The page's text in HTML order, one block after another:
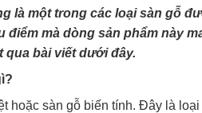
là một trong các loại sàn gỗ
điểm mà dòng sản phẩm này
qua bài viết dưới đây.
hoặc sàn gỗ biến tính. Đây là